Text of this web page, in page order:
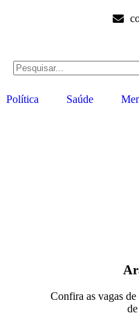
Política Saúde
Confira as vagas